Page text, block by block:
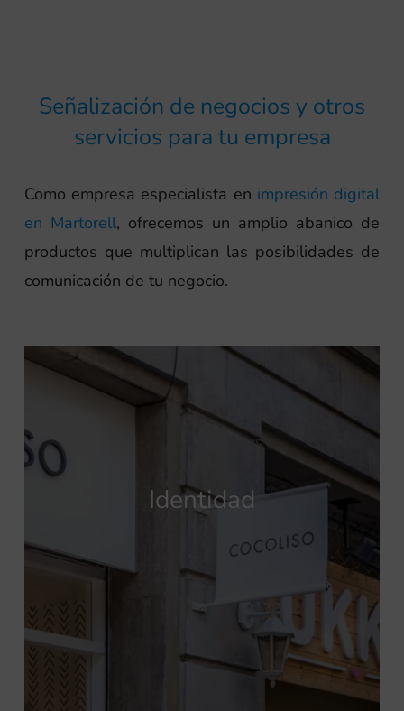
Señalización de negocios y otros
servicios para tu empresa
Como empresa especialista en impresión digital
en Martorell, ofrecemos un amplio abanico de
productos que multiplican las posibilidades de
comunicación de tu negocio.
Identidad